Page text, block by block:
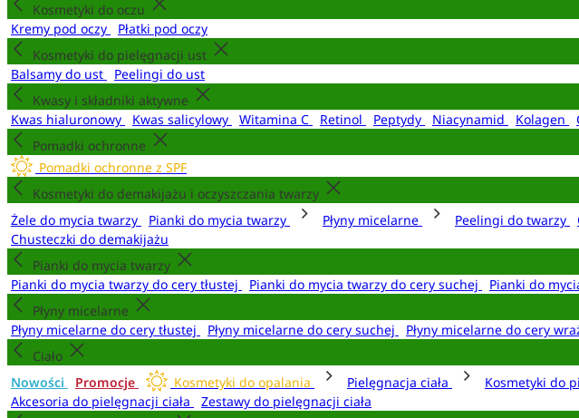
Kosmetyki do oczu
Kremy pod oczy
Płatki pod oczy
Kosmetyki do pielęgnacji ust
Balsamy do ust
Peelingi do ust
Kwasy i składniki aktywne
Kwas hialuronowy
Kwas salicylowy Witamina C Retinol Peptydy Niacynamid Kolagen
Pomadki ochronne
Pomadki ochronne z SPF
Kosmetyki do demakijażu i oczyszczania twarzy
Żele do mycia twarzy
Pianki do mycia twarzy Płyny micelarne Peelingi do twarzy
Chusteczki do demakijażu
Pianki do mycia twarzy
Pianki do mycia twarzy do cery tłustej
Pianki do mycia twarzy do cery suchej
Pianki do
Płyny micelarne
Płyny micelarne do cery tłustej
Płyny micelarne do cery suchej
Płyny micelarne do cery
Ciało
Nowości
Promocje Kosmetyki do opalania Pielęgnacja ciała Kosmetyki do
Akcesoria do pielęgnacji ciała
Zestawy do pielęgnacji ciała